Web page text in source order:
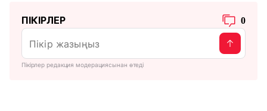
ПІКІРЛЕР 0
Пікірлер редакция модерациясынан өтеді